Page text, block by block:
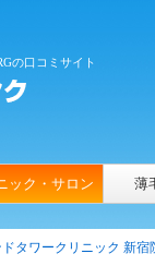
の口コミサイト
ック・サロン 薄
タワークリニック 新宿